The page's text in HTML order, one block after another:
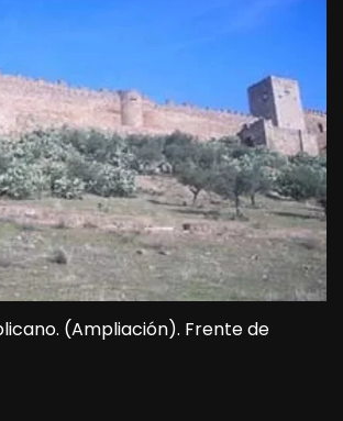
(Ampliación). Frente de